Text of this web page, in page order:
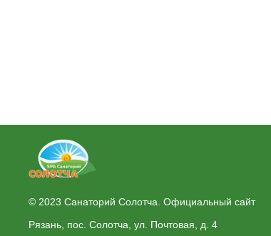
© 2023 Санаторий Солотча. Официальный сайт
Рязань, пос. Солотча, ул. Почтовая, д. 4